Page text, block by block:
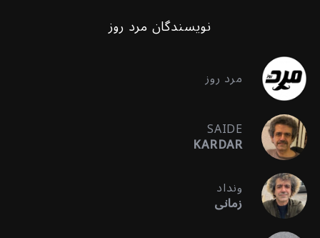
نویسندگان مرد روز
مرد روز
SAIDE
KARDAR
ونداد
زمانی